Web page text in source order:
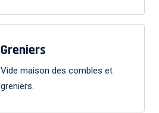
Greniers
Vide maison des combles et
greniers.